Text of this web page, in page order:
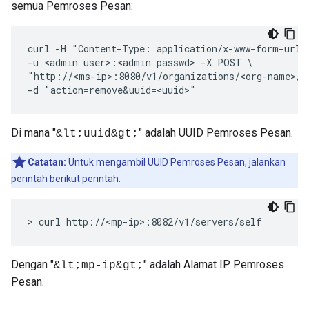
semua Pemroses Pesan:
curl -H "Content-Type: application/x-www-form-
-u <admin user>:<admin passwd> -X POST \
"http://<ms-ip>:8080/v1/organizations/<org-name>/
-d "action=remove&uuid=<uuid>"
Di mana "&lt;uuid&gt; " adalah UUID Pemroses Pesan.
Catatan: Untuk mengambil UUID Pemroses Pesan, jalankan
perintah berikut perintah:
> curl http://<mp-ip>:8082/v1/servers/self
Dengan "&lt;mp-ip&gt; " adalah Alamat IP Pemroses
Pesan.